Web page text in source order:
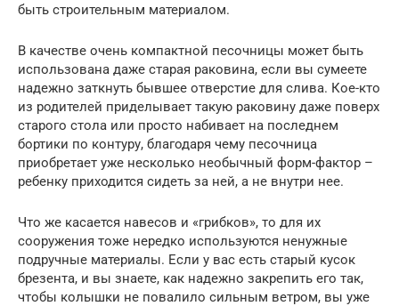
быть строительным материалом.
В качестве очень компактной песочницы может быть
использована даже старая раковина, если вы сумеете
надежно заткнуть бывшее отверстие для слива. Кое-кто
из родителей приделывает такую раковину даже поверх
старого стола или просто набивает на последнем
бортики по контуру, благодаря чему песочница
приобретает уже несколько необычный форм-фактор –
ребенку приходится сидеть за ней, а не внутри нее.
Что же касается навесов и «грибков», то для их
сооружения тоже нередко используются ненужные
подручные материалы. Если у вас есть старый кусок
брезента, и вы знаете, как надежно закрепить его так,
чтобы колышки не повалило сильным ветром, вы уже